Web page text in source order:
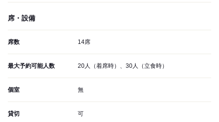
席・設備
席数 14席
最大予約可能人数 20人（着席時）、30人（立食時）
個室 無
貸切 可